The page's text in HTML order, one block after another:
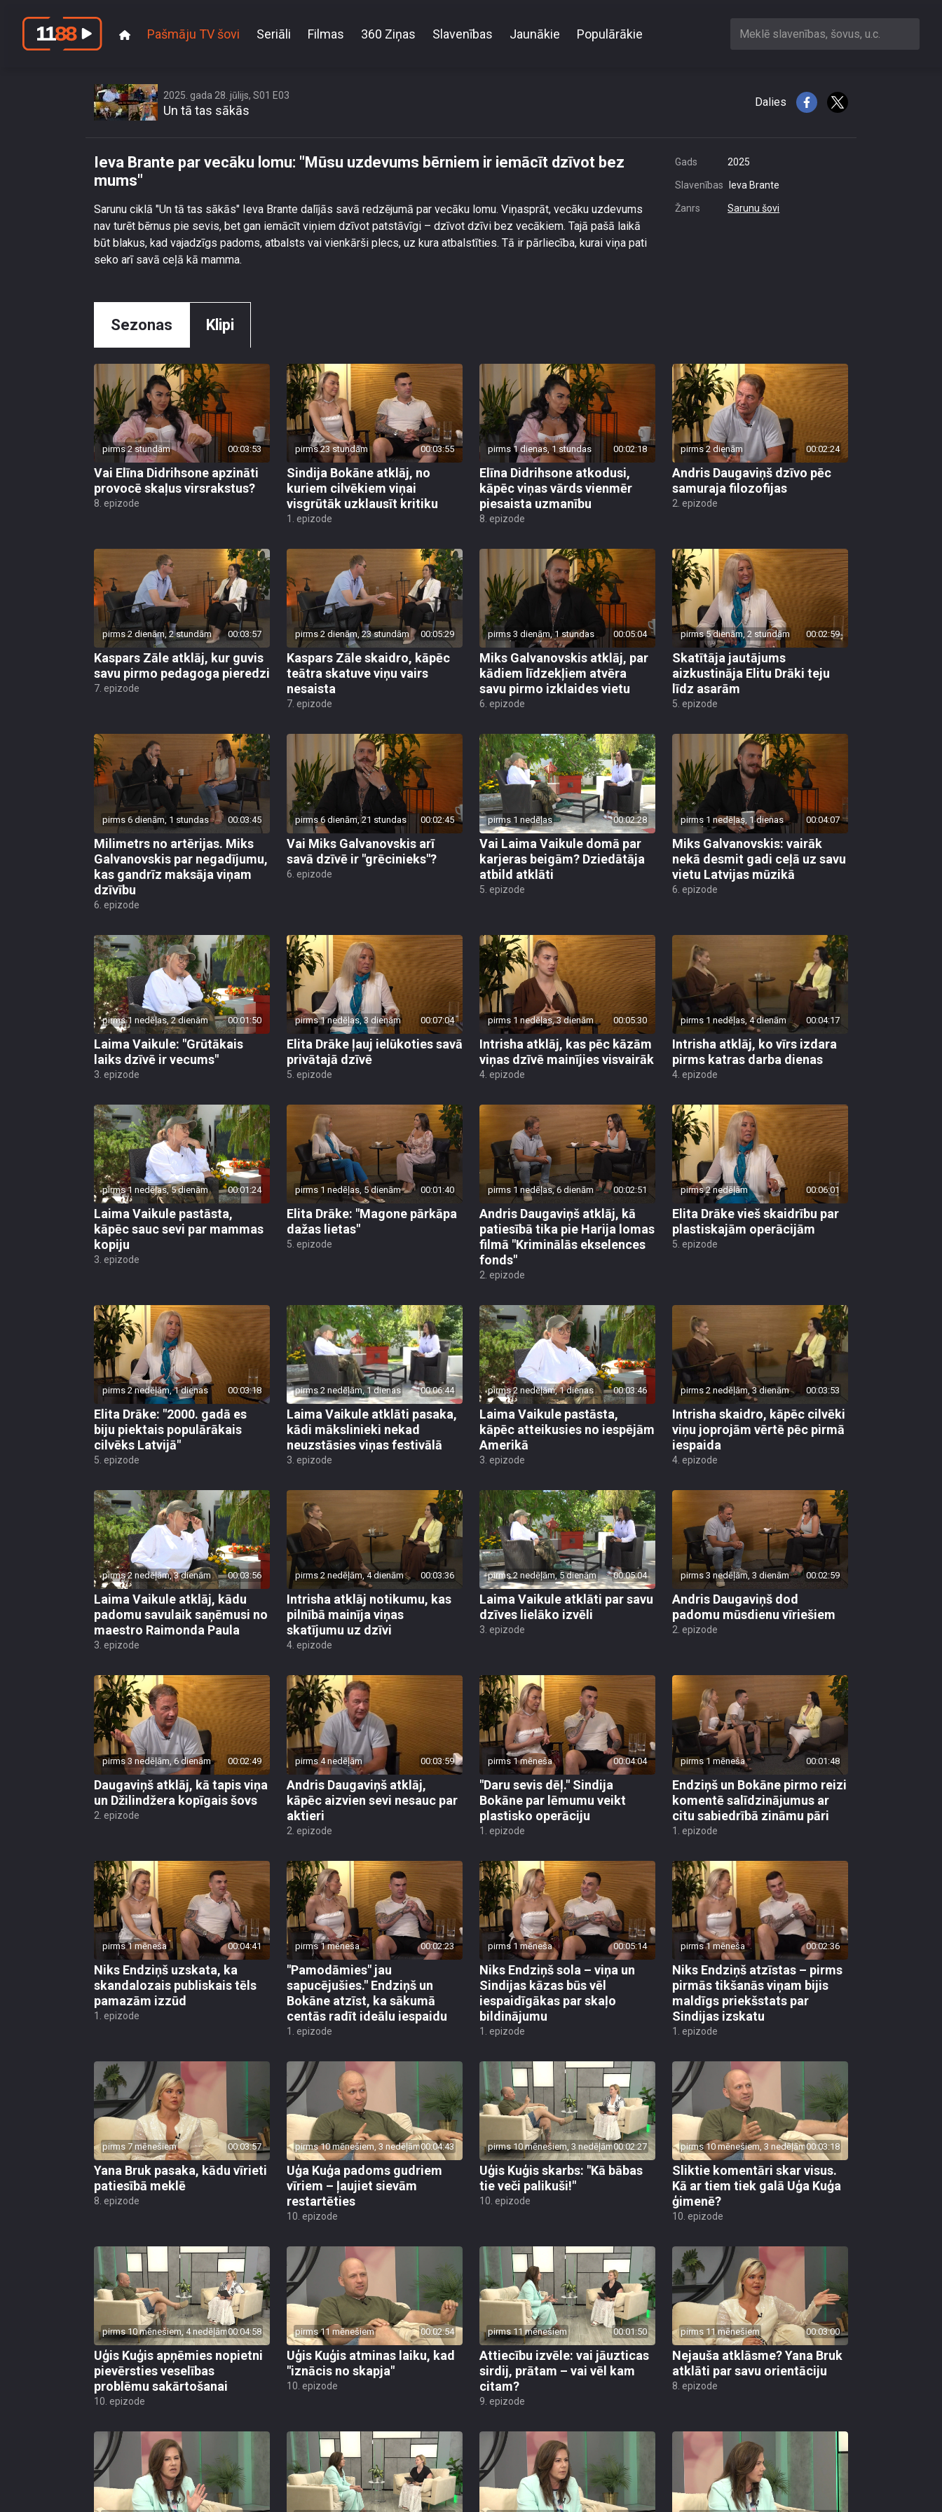
Pašmāju TV šovi Seriāli Filmas 360 Ziņas Slavenības Jaunākie Populārākie Meklē slavenības, šovus, u.c.
2025. gada 28. jūlijs, S01 E03
Un tā tas sākās
Dalies
Ieva Brante par vecāku lomu: "Mūsu uzdevums bērniem ir iemācīt dzīvot bez
mums"
Sarunu ciklā "Un tā tas sākās" Ieva Brante dalījās savā redzējumā par vecāku lomu. Viņasprāt, vecāku uzdevums
nav turēt bērnus pie sevis, bet gan iemācīt viņiem dzīvot patstāvīgi – dzīvot dzīvi bez vecākiem. Tajā pašā laikā
būt blakus, kad vajadzīgs padoms, atbalsts vai vienkārši plecs, uz kura atbalstīties. Tā ir pārliecība, kurai viņa pati
seko arī savā ceļā kā mamma.
Gads 2025
Slavenības Ieva Brante
Žanrs Sarunu šovi
Sezonas Klipi
pirms 2 stundām 00:03:53
Vai Elīna Didrihsone apzināti
provocē skaļus virsrakstus?
8. epizode
pirms 23 stundām 00:03:55
Sindija Bokāne atklāj, no
kuriem cilvēkiem viņai
visgrūtāk uzklausīt kritiku
1. epizode
pirms 1 dienas, 1 stundas 00:02:18
Elīna Didrihsone atkodusi,
kāpēc viņas vārds vienmēr
piesaista uzmanību
8. epizode
pirms 2 dienām 00:02:24
Andris Daugaviņš dzīvo pēc
samuraja filozofijas
2. epizode
pirms 2 dienām, 2 stundām 00:03:57
Kaspars Zāle atklāj, kur guvis
savu pirmo pedagoga pieredzi
7. epizode
pirms 2 dienām, 23 stundām 00:05:29
Kaspars Zāle skaidro, kāpēc
teātra skatuve viņu vairs
nesaista
7. epizode
pirms 3 dienām, 1 stundas 00:05:04
Miks Galvanovskis atklāj, par
kādiem līdzekļiem atvēra
savu pirmo izklaides vietu
6. epizode
pirms 5 dienām, 2 stundām 00:02:59
Skatītāja jautājums
aizkustināja Elitu Drāki teju
līdz asarām
5. epizode
pirms 6 dienām, 1 stundas 00:03:45
Milimetrs no artērijas. Miks
Galvanovskis par negadījumu,
kas gandrīz maksāja viņam
dzīvību
6. epizode
pirms 6 dienām, 21 stundas 00:02:45
Vai Miks Galvanovskis arī
savā dzīvē ir "grēcinieks"?
6. epizode
pirms 1 nedēļas 00:02:28
Vai Laima Vaikule domā par
karjeras beigām? Dziedātāja
atbild atklāti
5. epizode
pirms 1 nedēļas, 1 dienas 00:04:07
Miks Galvanovskis: vairāk
nekā desmit gadi ceļā uz savu
vietu Latvijas mūzikā
6. epizode
pirms 1 nedēļas, 2 dienām 00:01:50
Laima Vaikule: "Grūtākais
laiks dzīvē ir vecums"
3. epizode
pirms 1 nedēļas, 3 dienām 00:07:04
Elita Drāke ļauj ielūkoties savā
privātajā dzīvē
5. epizode
pirms 1 nedēļas, 3 dienām 00:05:30
Intrisha atklāj, kas pēc kāzām
viņas dzīvē mainījies visvairāk
4. epizode
pirms 1 nedēļas, 4 dienām 00:04:17
Intrisha atklāj, ko vīrs izdara
pirms katras darba dienas
4. epizode
pirms 1 nedēļas, 5 dienām 00:01:24
Laima Vaikule pastāsta,
kāpēc sauc sevi par mammas
kopiju
3. epizode
pirms 1 nedēļas, 5 dienām 00:01:40
Elita Drāke: "Magone pārkāpa
dažas lietas"
5. epizode
pirms 1 nedēļas, 6 dienām 00:02:51
Andris Daugaviņš atklāj, kā
patiesībā tika pie Harija lomas
filmā "Kriminālās ekselences
fonds"
2. epizode
pirms 2 nedēļām 00:06:01
Elita Drāke vieš skaidrību par
plastiskajām operācijām
5. epizode
pirms 2 nedēļām, 1 dienas 00:03:18
Elita Drāke: "2000. gadā es
biju piektais populārākais
cilvēks Latvijā"
5. epizode
pirms 2 nedēļām, 1 dienas 00:06:44
Laima Vaikule atklāti pasaka,
kādi mākslinieki nekad
neuzstāsies viņas festivālā
3. epizode
pirms 2 nedēļām, 1 dienas 00:03:46
Laima Vaikule pastāsta,
kāpēc atteikusies no iespējām
Amerikā
3. epizode
pirms 2 nedēļām, 3 dienām 00:03:53
Intrisha skaidro, kāpēc cilvēki
viņu joprojām vērtē pēc pirmā
iespaida
4. epizode
pirms 2 nedēļām, 3 dienām 00:03:56
Laima Vaikule atklāj, kādu
padomu savulaik saņēmusi no
maestro Raimonda Paula
3. epizode
pirms 2 nedēļām, 4 dienām 00:03:36
Intrisha atklāj notikumu, kas
pilnībā mainīja viņas
skatījumu uz dzīvi
4. epizode
pirms 2 nedēļām, 5 dienām 00:05:04
Laima Vaikule atklāti par savu
dzīves lielāko izvēli
3. epizode
pirms 3 nedēļām, 3 dienām 00:02:59
Andris Daugaviņš dod
padomu mūsdienu vīriešiem
2. epizode
pirms 3 nedēļām, 6 dienām 00:02:49
Daugaviņš atklāj, kā tapis viņa
un Džilindžera kopīgais šovs
2. epizode
pirms 4 nedēļām 00:03:59
Andris Daugaviņš atklāj,
kāpēc aizvien sevi nesauc par
aktieri
2. epizode
pirms 1 mēneša 00:04:04
"Daru sevis dēļ." Sindija
Bokāne par lēmumu veikt
plastisko operāciju
1. epizode
pirms 1 mēneša 00:01:48
Endziņš un Bokāne pirmo reizi
komentē salīdzinājumus ar
citu sabiedrībā zināmu pāri
1. epizode
pirms 1 mēneša 00:04:41
Niks Endziņš uzskata, ka
skandalozais publiskais tēls
pamazām izzūd
1. epizode
pirms 1 mēneša 00:02:23
"Pamodāmies" jau
sapucējušies." Endziņš un
Bokāne atzīst, ka sākumā
centās radīt ideālu iespaidu
1. epizode
pirms 1 mēneša 00:05:14
Niks Endziņš sola – viņa un
Sindijas kāzas būs vēl
iespaidīgākas par skaļo
bildinājumu
1. epizode
pirms 1 mēneša 00:02:36
Niks Endziņš atzīstas – pirms
pirmās tikšanās viņam bijis
maldīgs priekšstats par
Sindijas izskatu
1. epizode
pirms 7 mēnešiem 00:03:57
Yana Bruk pasaka, kādu vīrieti
patiesībā meklē
8. epizode
pirms 10 mēnešiem, 3 nedēļām00:04:43
Uģa Kuģa padoms gudriem
vīriem – ļaujiet sievām
restartēties
10. epizode
pirms 10 mēnešiem, 3 nedēļām00:02:27
Uģis Kuģis skarbs: "Kā bābas
tie veči palikuši!"
10. epizode
pirms 10 mēnešiem, 3 nedēļām00:03:18
Sliktie komentāri skar visus.
Kā ar tiem tiek galā Uģa Kuģa
ģimenē?
10. epizode
pirms 10 mēnešiem, 4 nedēļām00:04:58
Uģis Kuģis apņēmies nopietni
pievērsties veselības
problēmu sakārtošanai
10. epizode
pirms 11 mēnešiem 00:02:54
Uģis Kuģis atminas laiku, kad
"iznācis no skapja"
10. epizode
pirms 11 mēnešiem 00:01:50
Attiecību izvēle: vai jāuzticas
sirdij, prātam – vai vēl kam
citam?
9. epizode
pirms 11 mēnešiem 00:03:00
Nejauša atklāsme? Yana Bruk
atklāti par savu orientāciju
8. epizode